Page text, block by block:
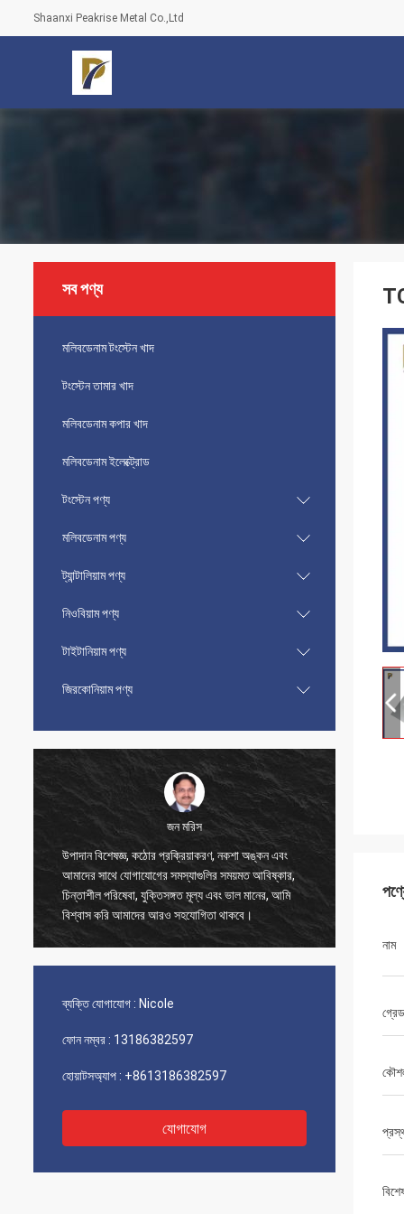
Shaanxi Peakrise Metal Co.,Ltd
সব পণ্য
মলিবডেনাম টংস্টেন খাদ
টংস্টেন তামার খাদ
মলিবডেনাম কপার খাদ
মলিবডেনাম ইলেক্ট্রোড
টংস্টেন পণ্য
মলিবডেনাম পণ্য
ট্যান্টালিয়াম পণ্য
নিওবিয়াম পণ্য
টাইটানিয়াম পণ্য
জিরকোনিয়াম পণ্য
জন মরিস
উপাদান বিশেষজ্ঞ, কঠোর প্রক্রিয়াকরণ, নকশা অঙ্কন এবং
আমাদের সাথে যোগাযোগের সমস্যাগুলির সময়মত আবিষ্কার,
চিন্তাশীল পরিষেবা, যুক্তিসঙ্গত মূল্য এবং ভাল মানের, আমি
বিশ্বাস করি আমাদের আরও সহযোগিতা থাকবে।
সাহায্য
ব্যক্তি যোগাযোগ : Nicole
ফোন নম্বর : 13186382597
হোয়াটসঅ্যাপ : +8613186382597
যোগাযোগ
নাম
গ্রেড